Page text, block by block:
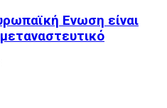
Ενωση είναι